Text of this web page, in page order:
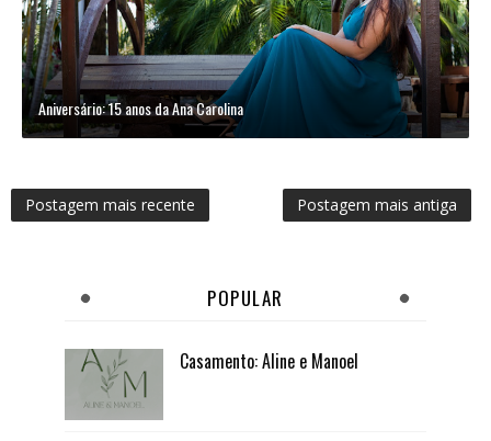
Aniversário: 15 anos da Ana Carolina
Postagem mais recente Postagem mais antiga
POPULAR
Casamento: Aline e Manoel